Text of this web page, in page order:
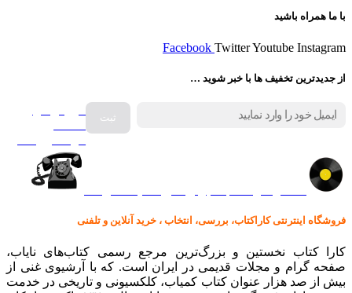
با ما همراه باشید
Facebook TwitterYoutube Instagram
از جدیدترین تخفیف ها با خبر شوید …
فروش انواع
فروشگاه اینترنتی کاراکتاب، بررسی، انتخاب ، خرید آنلاین و تلفنی
کارا کتاب نخستین و بزرگ‌ترین مرجع رسمی کتاب‌های نایاب،
صفحه گرام و مجلات قدیمی در ایران است. که با آرشیوی غنی از
بیش از صد هزار عنوان کتاب کمیاب، کلکسیونی و تاریخی در خدمت